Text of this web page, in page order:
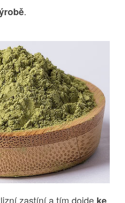
.
zastíní a tím dojde